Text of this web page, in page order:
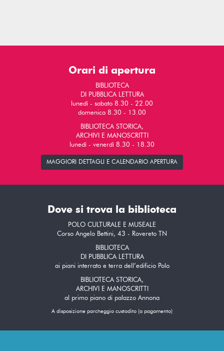
Orari di apertura
BIBLIOTECA
DI PUBBLICA LETTURA
lunedì - sabato 8.30 - 22.00
domenica 8.30 - 13.00
BIBLIOTECA STORICA,
ARCHIVI E MANOSCRITTI
lunedì - venerdì 8.30 - 18.30
MAGGIORI DETTAGLI E CALENDARIO APERTURA
Dove si trova la biblioteca
POLO CULTURALE E MUSEALE
Corso Angelo Bettini, 43 - Rovereto TN
BIBLIOTECA
DI PUBBLICA LETTURA
ai piani interrato e terra dell’edificio Polo
BIBLIOTECA STORICA,
ARCHIVI E MANOSCRITTI
al primo piano di palazzo Annona
A disposizione parcheggio custodito (a pagamento)